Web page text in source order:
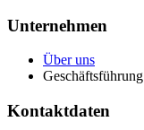
Unternehmen
Über uns
Geschäftsführung
Kontaktdaten